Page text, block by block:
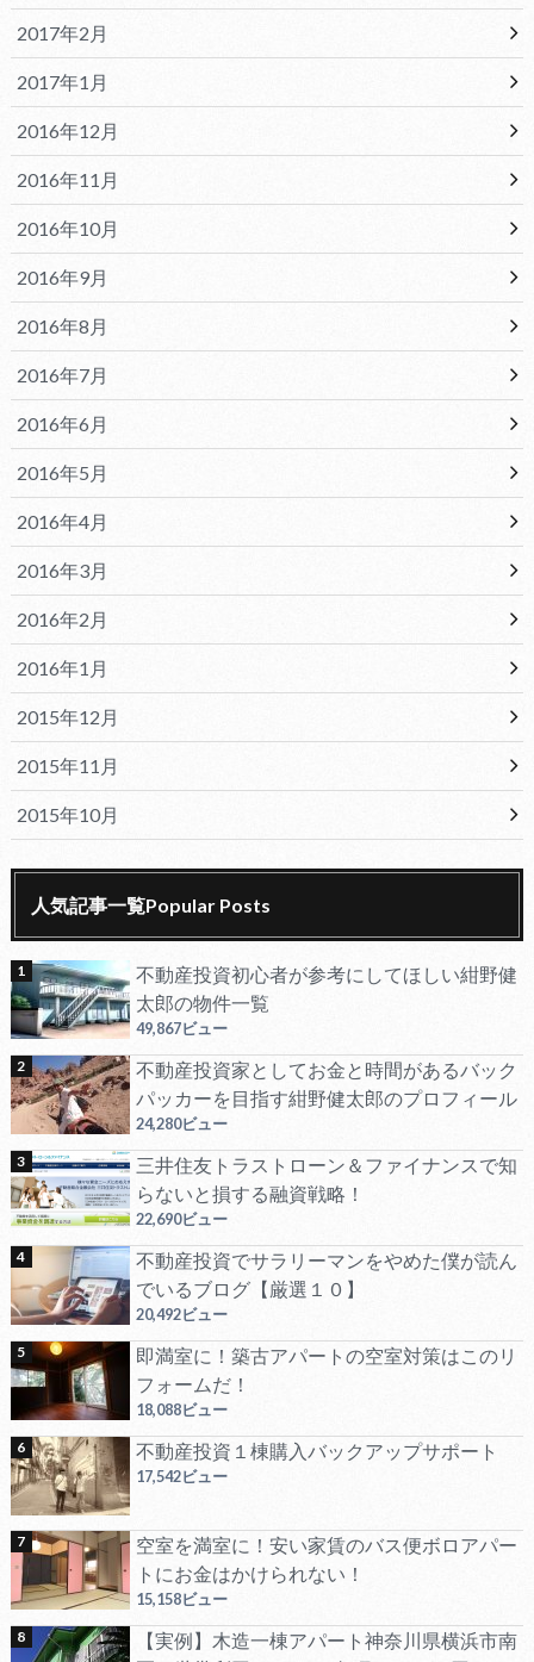
2017年2月
2017年1月
2016年12月
2016年11月
2016年10月
2016年9月
2016年8月
2016年7月
2016年6月
2016年5月
2016年4月
2016年3月
2016年2月
2016年1月
2015年12月
2015年11月
2015年10月
人気記事一覧Popular Posts
不動産投資初心者が参考にしてほしい紺野健
太郎の物件一覧
49,867ビュー
不動産投資家としてお金と時間があるバック
パッカーを目指す紺野健太郎のプロフィール
24,280ビュー
三井住友トラストローン＆ファイナンスで知
らないと損する融資戦略！
22,690ビュー
不動産投資でサラリーマンをやめた僕が読ん
でいるブログ【厳選１０】
20,492ビュー
即満室に！築古アパートの空室対策はこのリ
フォームだ！
18,088ビュー
不動産投資１棟購入バックアップサポート
17,542ビュー
空室を満室に！安い家賃のバス便ボロアパー
トにお金はかけられない！
15,158ビュー
【実例】木造一棟アパート神奈川県横浜市南